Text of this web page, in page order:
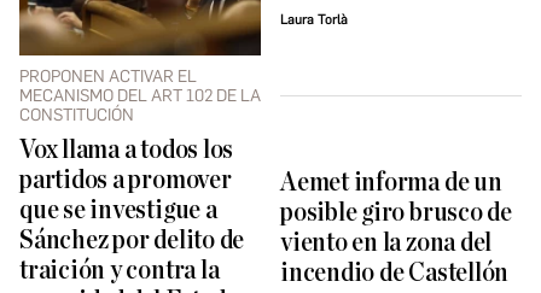
PROPONEN ACTIVAR EL
MECANISMO DEL ART 102 DE LA
CONSTITUCIÓN
Vox llama a todos los
partidos a promover
que se investigue a
Sánchez por delito de
traición y contra la
Laura Torlà
Aemet informa de un
posible giro brusco de
viento en la zona del
incendio de Castellón